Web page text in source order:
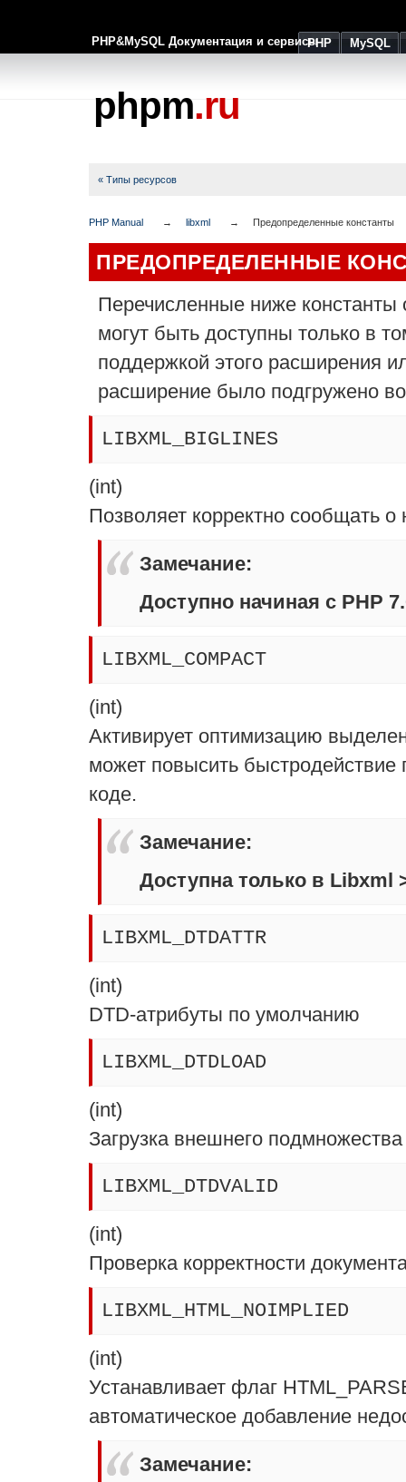
PHP&MySQL Документация и сервисыPHP MySQL
phpm.ru
« Типы ресурсов
PHP Manual libxml Предопределенные константы
ПРЕДОПРЕДЕЛЕННЫЕ
Перечисленные ниже
могут быть доступны только в
поддержкой этого расширения
расширение было подгружено
LIBXML_BIGLINES
(int)
Позволяет корректно сообщать
Замечание:
Доступно начиная с PHP
LIBXML_COMPACT
(int)
Активирует оптимизацию
может повысить
коде.
Замечание:
Доступна только в Libxml
LIBXML_DTDATTR
(int)
DTD-атрибуты по умолчанию
LIBXML_DTDLOAD
(int)
Загрузка внешнего подмножества
LIBXML_DTDVALID
(int)
Проверка корректности
LIBXML_HTML_NOIMPLIED
(int)
Устанавливает флаг
автоматическое добавление
Замечание: